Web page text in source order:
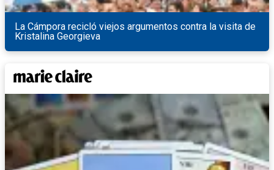
La Cámpora recicló viejos argumentos contra la visita de
Kristalina Georgieva